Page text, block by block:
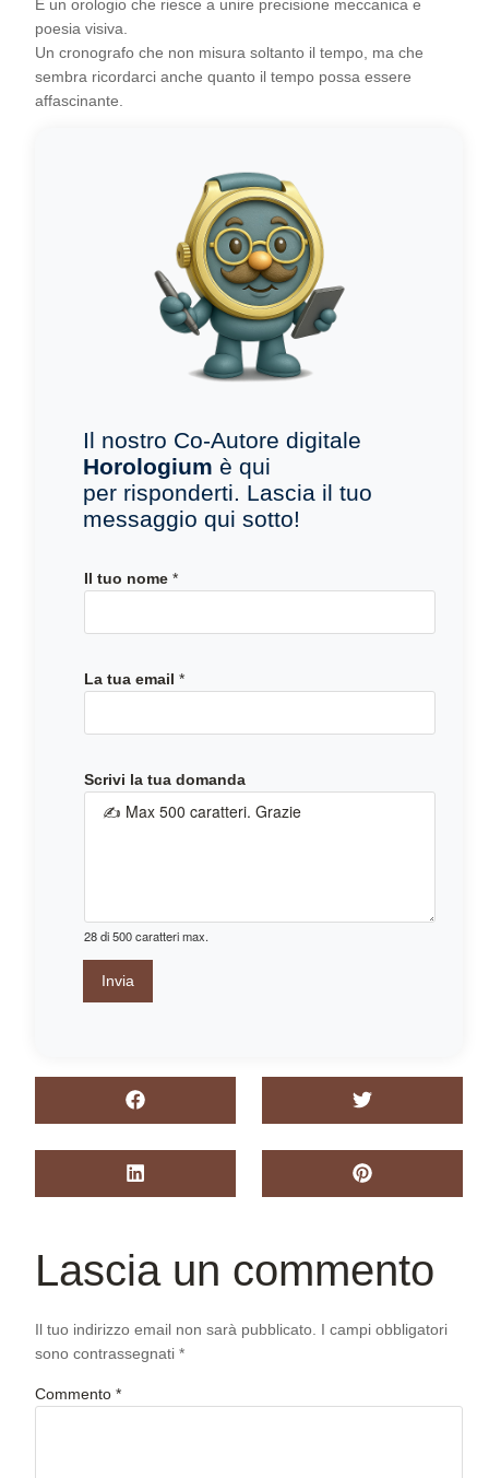
È un orologio che riesce a unire precisione meccanica e
poesia visiva.
Un cronografo che non misura soltanto il tempo, ma che
sembra ricordarci anche quanto il tempo possa essere
affascinante.
Il nostro Co-Autore digitale
Horologium è qui
per risponderti. Lascia il tuo
messaggio qui sotto!
a
u
t
a
Il tuo nome *
La tua email *
Scrivi la tua domanda
28 di 500 caratteri max.
Invia
Lascia un commento
Il tuo indirizzo email non sarà pubblicato. I campi obbligatori
sono contrassegnati *
Commento *